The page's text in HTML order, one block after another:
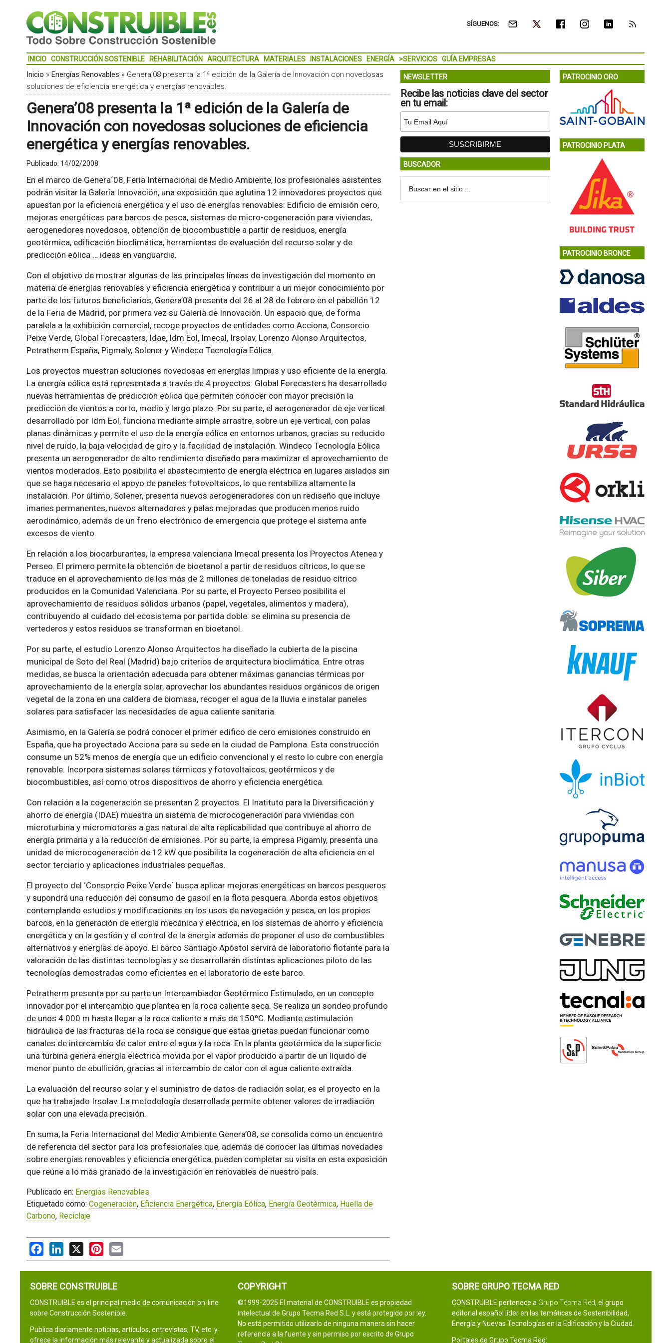
SÍGUENOS:
INICIO CONSTRUCCIÓN SOSTENIBLE REHABILITACIÓN ARQUITECTURA MATERIALES INSTALACIONES ENERGÍA >SERVICIOS GUÍA EMPRESAS
Inicio » Energías Renovables » Genera’08 presenta la 1ª edición de la Galería de Innovación con novedosas
soluciones de eficiencia energética y energías renovables.
Genera’08 presenta la 1ª edición de la Galería de
Innovación con novedosas soluciones de eficiencia
energética y energías renovables.
Publicado: 14/02/2008
En el marco de Genera´08, Feria Internacional de Medio Ambiente, los profesionales asistentes
podrán visitar la Galería Innovación, una exposición que aglutina 12 innovadores proyectos que
apuestan por la eficiencia energética y el uso de energías renovables: Edificio de emisión cero,
mejoras energéticas para barcos de pesca, sistemas de micro-cogeneración para viviendas,
aerogenedores novedosos, obtención de biocombustible a partir de residuos, energía
geotérmica, edificación bioclimática, herramientas de evaluación del recurso solar y de
predicción eólica … ideas en vanguardia.
Con el objetivo de mostrar algunas de las principales líneas de investigación del momento en
materia de energías renovables y eficiencia energética y contribuir a un mejor conocimiento por
parte de los futuros beneficiarios, Genera’08 presenta del 26 al 28 de febrero en el pabellón 12
de la Feria de Madrid, por primera vez su Galería de Innovación. Un espacio que, de forma
paralela a la exhibición comercial, recoge proyectos de entidades como Acciona, Consorcio
Peixe Verde, Global Forecasters, Idae, Idm Eol, Imecal, Irsolav, Lorenzo Alonso Arquitectos,
Petratherm España, Pigmaly, Solener y Windeco Tecnología Eólica.
Los proyectos muestran soluciones novedosas en energías limpias y uso eficiente de la energía.
La energía eólica está representada a través de 4 proyectos: Global Forecasters ha desarrollado
nuevas herramientas de predicción eólica que permiten conocer con mayor precisión la
predicción de vientos a corto, medio y largo plazo. Por su parte, el aerogenerador de eje vertical
desarrollado por Idm Eol, funciona mediante simple arrastre, sobre un eje vertical, con palas
planas dinámicas y permite el uso de la energía eólica en entornos urbanos, gracias su reducido
nivel de ruido, la baja velocidad de giro y la facilidad de instalación. Windeco Tecnología Eólica
presenta un aerogenerador de alto rendimiento diseñado para maximizar el aprovechamiento de
vientos moderados. Esto posibilita el abastecimiento de energía eléctrica en lugares aislados sin
que se haga necesario el apoyo de paneles fotovoltaicos, lo que rentabiliza altamente la
instalación. Por último, Solener, presenta nuevos aerogeneradores con un rediseño que incluye
imanes permanentes, nuevos alternadores y palas mejoradas que producen menos ruido
aerodinámico, además de un freno electrónico de emergencia que protege el sistema ante
excesos de viento.
En relación a los biocarburantes, la empresa valenciana Imecal presenta los Proyectos Atenea y
Perseo. El primero permite la obtención de bioetanol a partir de residuos cítricos, lo que se
traduce en el aprovechamiento de los más de 2 millones de toneladas de residuo cítrico
producidos en la Comunidad Valenciana. Por su parte, el Proyecto Perseo posibilita el
aprovechamiento de residuos sólidos urbanos (papel, vegetales, alimentos y madera),
contribuyendo al cuidado del ecosistema por partida doble: se elimina su presencia de
vertederos y estos residuos se transforman en bioetanol.
Por su parte, el estudio Lorenzo Alonso Arquitectos ha diseñado la cubierta de la piscina
municipal de Soto del Real (Madrid) bajo criterios de arquitectura bioclimática. Entre otras
medidas, se busca la orientación adecuada para obtener máximas ganancias térmicas por
aprovechamiento de la energía solar, aprovechar los abundantes residuos orgánicos de origen
vegetal de la zona en una caldera de biomasa, recoger el agua de la lluvia e instalar paneles
solares para satisfacer las necesidades de agua caliente sanitaria.
Asimismo, en la Galería se podrá conocer el primer edifico de cero emisiones construido en
España, que ha proyectado Acciona para su sede en la ciudad de Pamplona. Esta construcción
consume un 52% menos de energía que un edificio convencional y el resto lo cubre con energía
renovable. Incorpora sistemas solares térmicos y fotovoltaicos, geotérmicos y de
biocombustibles, así como otros dispositivos de ahorro y eficiencia energética.
Con relación a la cogeneración se presentan 2 proyectos. El Inatituto para la Diversificación y
ahorro de energía (IDAE) muestra un sistema de microcogeneración para viviendas con
microturbina y micromotores a gas natural de alta replicabilidad que contribuye al ahorro de
energía primaria y a la reducción de emisiones. Por su parte, la empresa Pigamly, presenta una
unidad de microcogeneración de 12 kW que posibilita la cogeneración de alta eficiencia en el
sector terciario y aplicaciones industriales pequeñas.
El proyecto del ‘Consorcio Peixe Verde´ busca aplicar mejoras energéticas en barcos pesqueros
y supondrá una reducción del consumo de gasoil en la flota pesquera. Aborda estos objetivos
contemplando estudios y modificaciones en los usos de navegación y pesca, en los propios
barcos, en la generación de energía mecánica y eléctrica, en los sistemas de ahorro y eficiencia
energética y en la gestión y el control de la energía además de proponer el uso de combustibles
alternativos y energías de apoyo. El barco Santiago Apóstol servirá de laboratorio flotante para la
valoración de las distintas tecnologías y se desarrollarán distintas aplicaciones piloto de las
tecnologías demostradas como eficientes en el laboratorio de este barco.
Petratherm presenta por su parte un Intercambiador Geotérmico Estimulado, en un concepto
innovador por el intercambio que plantea en la roca caliente seca. Se realiza un sondeo profundo
de unos 4.000 m hasta llegar a la roca caliente a más de 150ºC. Mediante estimulación
hidráulica de las fracturas de la roca se consigue que estas grietas puedan funcionar como
canales de intercambio de calor entre el agua y la roca. En la planta geotérmica de la superficie
una turbina genera energía eléctrica movida por el vapor producido a partir de un líquido de
menor punto de ebullición, gracias al intercambio de calor con el agua caliente extraída.
La evaluación del recurso solar y el suministro de datos de radiación solar, es el proyecto en la
que ha trabajado Irsolav. La metodología desarrollada permite obtener valores de irradiación
solar con una elevada precisión.
En suma, la Feria Internacional del Medio Ambiente Genera’08, se consolida como un encuentro
de referencia del sector para los profesionales que, además de conocer las últimas novedades
sobre energías renovables y eficiencia energética, pueden completar su visita en esta exposición
que reúne a lo más granado de la investigación en renovables de nuestro país.
Publicado en: Energías Renovables
Etiquetado como: Cogeneración, Eficiencia Energética, Energía Eólica, Energía Geotérmica, Huella de
Carbono, Reciclaje
FacebookLinkedIn
X PinterestEmail
NEWSLETTER
Recibe las noticias clave del sector
en tu email:
BUSCADOR
PATROCINIO ORO
PATROCINIO PLATA
PATROCINIO BRONCE
SOBRE CONSTRUIBLE
CONSTRUIBLE es el principal medio de comunicación on-line
sobre Construcción Sostenible.
Publica diariamente noticias, artículos, entrevistas, TV, etc. y
ofrece la información más relevante y actualizada sobre el
COPYRIGHT
©1999-2025 El material de CONSTRUIBLE es propiedad
intelectual de Grupo Tecma Red S.L. y está protegido por ley.
No está permitido utilizarlo de ninguna manera sin hacer
referencia a la fuente y sin permiso por escrito de Grupo
SOBRE GRUPO TECMA RED
CONSTRUIBLE pertenece a Grupo Tecma Red, el grupo
editorial español líder en las temáticas de Sostenibilidad,
Energía y Nuevas Tecnologías en la Edificación y la Ciudad.
Portales de Grupo Tecma Red: